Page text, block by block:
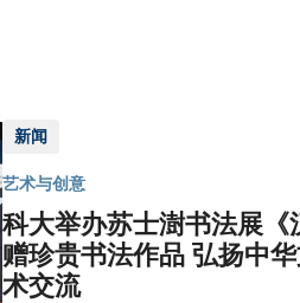
新闻
艺术与创意
科大举办苏士澍书法展《
赠珍贵书法作品 弘扬中
术交流